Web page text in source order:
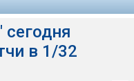
сегодня
в 1/32